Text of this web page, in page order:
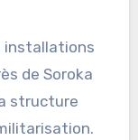
installations
de Soroka
structure